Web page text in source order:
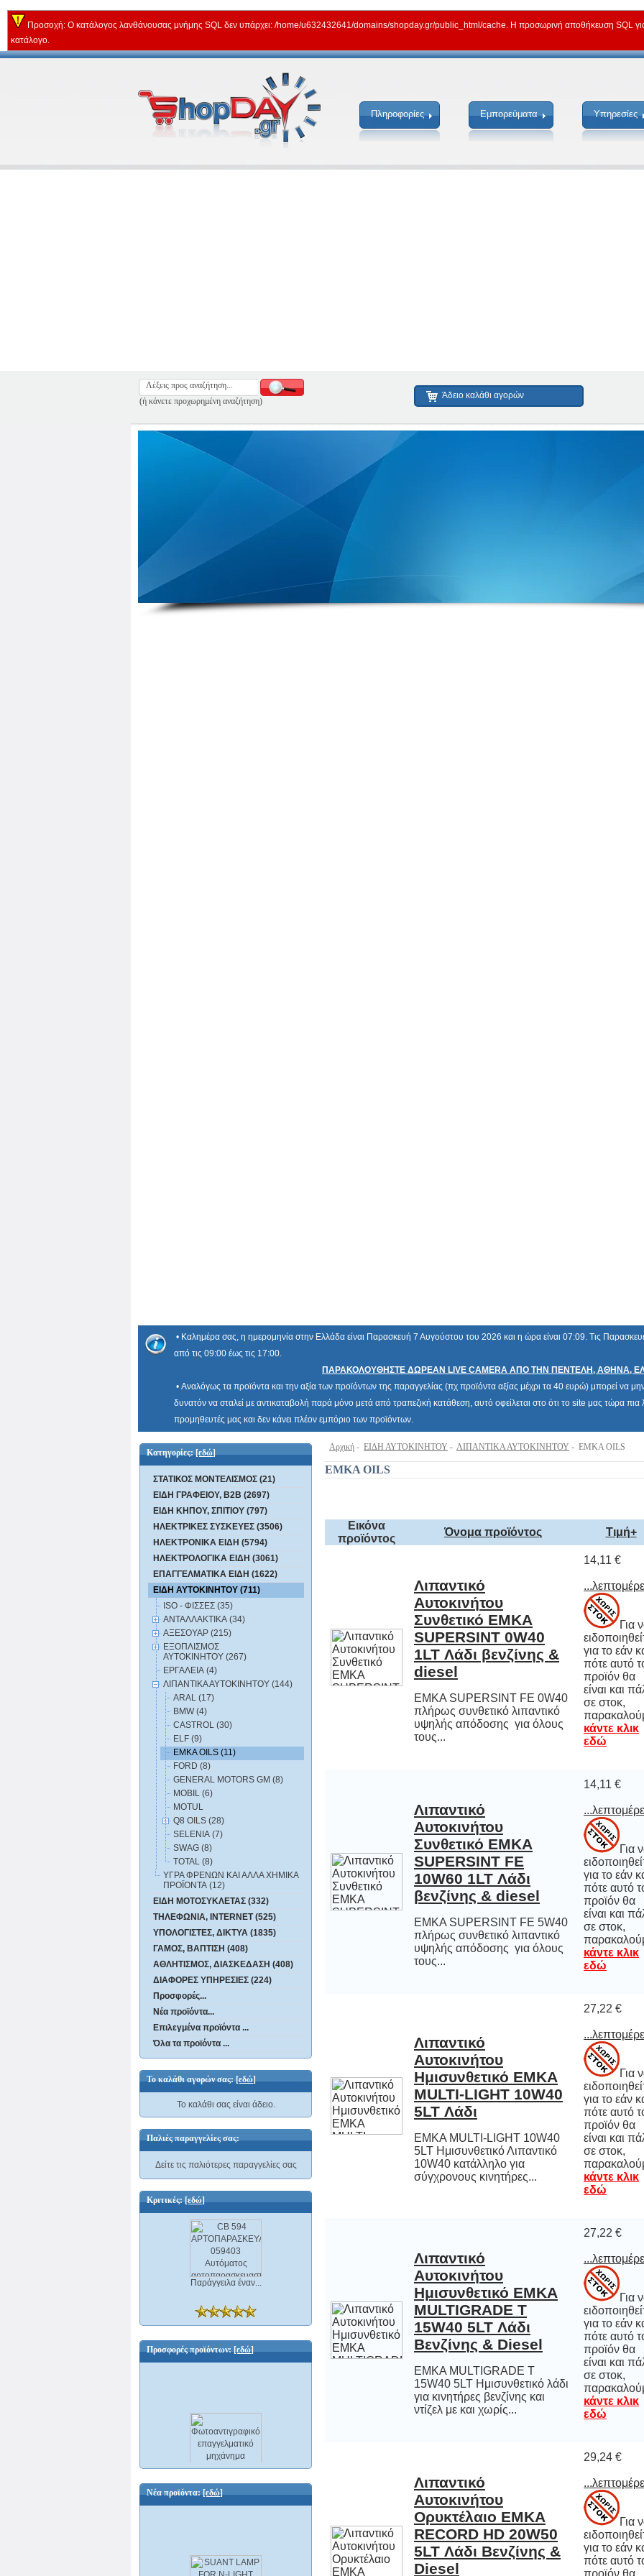
Προσοχή: Ο κατάλογος λανθάνουσας μνήμης SQL δεν υπάρχει: /home/u632432641/domains/shopday.gr/public_html/cache. Η προσωρινή αποθήκευση SQL για
κατάλογο.
Πληροφορίες Εμπορεύματα Υπηρεσίες
(ή κάνετε προχωρημένη αναζήτηση)
Άδειο καλάθι αγορών
• Καλημέρα σας, η ημερομηνία στην Ελλάδα είναι Παρασκευή 7 Αυγούστου του 2026 και η ώρα είναι 07:09. Τις
από τις 09:00 έως τις 17:00.
ΠΑΡΑΚΟΛΟΥΘΗΣΤΕ ΔΩΡΕΑΝ LIVE CAMERA ΑΠΟ ΤΗΝ ΠΕΝΤΕΛΗ, ΑΘΗΝΑ,
• Αναλόγως τα προϊόντα και την αξία των προϊόντων της παραγγελίας (πχ προϊόντα αξίας μέχρι τα 40 ευρώ) μπορεί να
δυνατόν να σταλεί με αντικαταβολή παρά μόνο μετά από τραπεζική κατάθεση, αυτό οφείλεται στο ότι το site μας τώρα
προμηθευτές μας και δεν κάνει πλέον εμπόριο των προϊόντων.
Κατηγορίες:[εδώ]
ΣΤΑΤΙΚΟΣ ΜΟΝΤΕΛΙΣΜΟΣ (21)
ΕΙΔΗ ΓΡΑΦΕΙΟΥ, B2B (2697)
ΕΙΔΗ ΚΗΠΟΥ, ΣΠΙΤΙΟΥ (797)
ΗΛΕΚΤΡΙΚΕΣ ΣΥΣΚΕΥΕΣ (3506)
ΗΛΕΚΤΡΟΝΙΚΑ ΕΙΔΗ (5794)
ΗΛΕΚΤΡΟΛΟΓΙΚΑ ΕΙΔΗ (3061)
ΕΠΑΓΓΕΛΜΑΤΙΚΑ ΕΙΔΗ (1622)
ΕΙΔΗ ΑΥΤΟΚΙΝΗΤΟΥ (711)
ISO - ΦΙΣΣΕΣ (35)
ΑΝΤΑΛΛΑΚΤΙΚΑ (34)
ΑΞΕΣΟΥΑΡ (215)
ΕΞΟΠΛΙΣΜΟΣ
ΑΥΤΟΚΙΝΗΤΟΥ (267)
ΕΡΓΑΛΕΙΑ (4)
ΛΙΠΑΝΤΙΚΑ ΑΥΤΟΚΙΝΗΤΟΥ (144)
ARAL (17)
BMW (4)
CASTROL (30)
ELF (9)
EMKA OILS (11)
FORD (8)
GENERAL MOTORS GM (8)
MOBIL (6)
MOTUL
Q8 OILS (28)
SELENIA (7)
SWAG (8)
TOTAL (8)
ΥΓΡΑ ΦΡΕΝΩΝ ΚΑΙ ΑΛΛΑ ΧΗΜΙΚΑ
ΠΡΟΪΟΝΤΑ (12)
ΕΙΔΗ ΜΟΤΟΣΥΚΛΕΤΑΣ (332)
ΤΗΛΕΦΩΝΙΑ, INTERNET (525)
ΥΠΟΛΟΓΙΣΤΕΣ, ΔΙΚΤΥΑ (1835)
ΓΑΜΟΣ, ΒΑΠΤΙΣΗ (408)
ΑΘΛΗΤΙΣΜΟΣ, ΔΙΑΣΚΕΔΑΣΗ (408)
ΔΙΑΦΟΡΕΣ ΥΠΗΡΕΣΙΕΣ (224)
Προσφορές...
Νέα προϊόντα...
Επιλεγμένα προϊόντα ...
Όλα τα προϊόντα ...
Το καλάθι αγορών σας:[εδώ]
Το καλάθι σας είναι άδειο.
Παλιές παραγγελίες σας:
Δείτε τις παλιότερες παραγγελίες σας
Κριτικές:[εδώ]
Παράγγειλα έναν...
Προσφορές προϊόντων:[εδώ]
Φωτοαντιγραφικό επαγγελματικό
μηχάνημα scanner δικτυακό και Φαξ A3
Ricoh Aficio MP C2500 ΕΛΑΦΡΩΣ
ΜΕΤΑΧΕΙΡΙΣΜΕΝΟ
Νέα προϊόντα:[εδώ]
Αρχική - ΕΙΔΗ ΑΥΤΟΚΙΝΗΤΟΥ - ΛΙΠΑΝΤΙΚΑ ΑΥΤΟΚΙΝΗΤΟΥ - EMKA OILS
EMKA OILS
Εικόνα
προϊόντος
Όνομα προϊόντος Τιμή+
Λιπαντικό
Αυτοκινήτου
Συνθετικό EMKA
SUPERSINT 0W40
1LT Λάδι βενζίνης &
diesel
EMKA SUPERSINT FE 0W40
πλήρως συνθετικό λιπαντικό
υψηλής απόδοσης για όλους
τους...
14,11 €
Για
για το εάν
πότε
προϊόν
είναι και
σε
κάντε κλικ
εδώ
Λιπαντικό
Αυτοκινήτου
Συνθετικό EMKA
SUPERSINT FE
10W60 1LT Λάδι
βενζίνης & diesel
EMKA SUPERSINT FE 5W40
πλήρως συνθετικό λιπαντικό
υψηλής απόδοσης για όλους
τους...
14,11 €
Για
για το εάν
πότε
προϊόν
είναι και
σε
κάντε κλικ
εδώ
Λιπαντικό
Αυτοκινήτου
Ημισυνθετικό EMKA
MULTI-LIGHT 10W40
5LT Λάδι
EMKA MULTI-LIGHT 10W40
5LT Ημισυνθετικό Λιπαντικό
10W40 κατάλληλο για
σύγχρονους κινητήρες...
27,22 €
Για
για το εάν
πότε
προϊόν
είναι και
σε
κάντε κλικ
εδώ
Λιπαντικό
Αυτοκινήτου
Ημισυνθετικό EMKA
MULTIGRADE T
15W40 5LT Λάδι
Βενζίνης & Diesel
EMKA MULTIGRADE T
15W40 5LT Ημισυνθετικό λάδι
για κινητήρες βενζίνης και
ντίζελ με και χωρίς...
27,22 €
Για
για το εάν
πότε
προϊόν
είναι και
σε
κάντε κλικ
εδώ
Λιπαντικό
Αυτοκινήτου
Ορυκτέλαιο EMKA
RECORD HD 20W50
5LT Λάδι Βενζίνης &
Diesel
29,24 €
Για
για το εάν
πότε
προϊόν
είναι και
σε